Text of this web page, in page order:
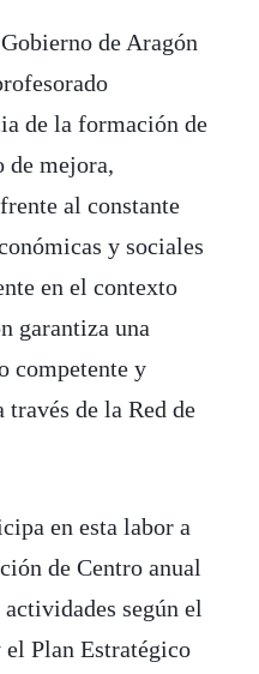
de Aragón
de la formación de
de mejora,
al constante
y sociales
en el contexto
garantiza una
competente y
través de la Red de
en esta labor a
de Centro anual
según el
el Plan Estratégico